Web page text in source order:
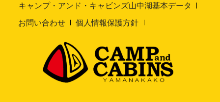
キャンプ・アンド・キャビンズ山中湖基本データ
お問い合わせ 個人情報保護方針